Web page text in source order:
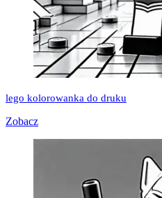
lego kolorowanka do druku
Zobacz